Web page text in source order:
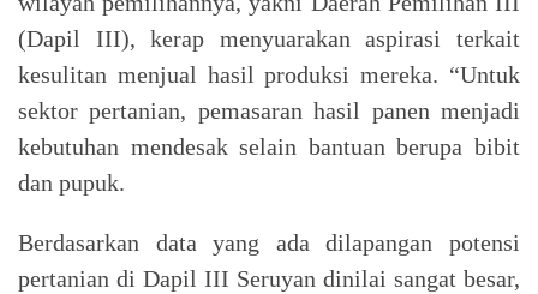
(Dapil III), kerap menyuarakan aspirasi terkait
kesulitan menjual hasil produksi mereka. “Untuk
sektor pertanian, pemasaran hasil panen menjadi
kebutuhan mendesak selain bantuan berupa bibit
dan pupuk.
Berdasarkan data yang ada dilapangan potensi
pertanian di Dapil III Seruyan dinilai sangat besar,